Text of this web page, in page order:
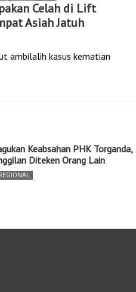
Celah di Lift
Asiah Jatuh
ambilalih kasus kematian
Keabsahan PHK Torganda,
Diteken Orang Lain